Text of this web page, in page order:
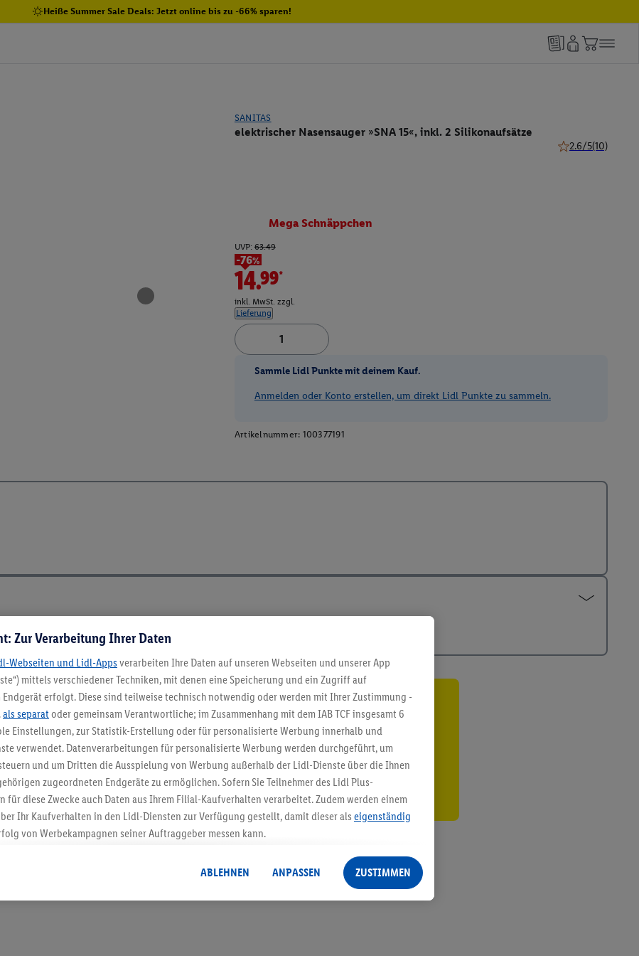
Heiße Summer Sale Deals: Jetzt online bis zu -66% sparen!
SANITAS
elektrischer Nasensauger »SNA 15«, inkl. 2 Silikonaufsätze
2.6/5(10)
Mega Schnäppchen
UVP: 63.49
-76%
14.99*
inkl. MwSt. zzgl.
Lieferung
Sammle Lidl Punkte mit deinem Kauf.
Anmelden oder Konto erstellen, um direkt Lidl Punkte zu sammeln.
Artikelnummer: 100377191
ElektroG und BattVO-BattDG
5.95 € Versand sparen³²ᵃ
Jetzt zum Newsletter anmelden
Gutschein sichern!
Zur Verarbeitung Ihrer Daten
Webseiten und Lidl-Apps verarbeiten Ihre Daten auf unseren Webseiten und unserer App
mittels verschiedener Techniken, mit denen eine Speicherung und ein Zugriff auf
erfolgt. Diese sind teilweise technisch notwendig oder werden mit Ihrer Zustimmung -
als separat oder gemeinsam Verantwortliche; im Zusammenhang mit dem IAB TCF insgesamt 6
Einstellungen, zur Statistik-Erstellung oder für personalisierte Werbung innerhalb und
verwendet. Datenverarbeitungen für personalisierte Werbung werden durchgeführt, um
und um Dritten die Ausspielung von Werbung außerhalb der Lidl-Dienste über die Ihnen
zugeordneten Endgeräte zu ermöglichen. Sofern Sie Teilnehmer des Lidl Plus-
für diese Zwecke auch Daten aus Ihrem Filial-Kaufverhalten verarbeitet. Zudem werden einem
Ihr Kaufverhalten in den Lidl-Diensten zur Verfügung gestellt, damit dieser als eigenständig
von Werbekampagnen seiner Auftraggeber messen kann.
Dies umfasst die Zusammenführung von Daten (z.B. über Ihre Nutzung der Lidl-Dienste, Ihr
Diensten, Informationen aus Ihrem Kundenkonto - z.B. Alter oder Geschlecht - sowie Ihre
auch über verschiedene Endgeräte und Lidl-Dienste hinweg einschließlich dem Speichern von
ABLEHNEN ANPASSEN ZUSTIMMEN